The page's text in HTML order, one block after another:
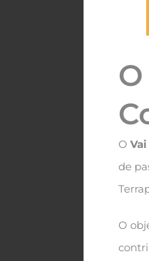
O
de
O